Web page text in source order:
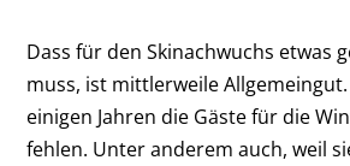
Dass für den Skinachwuchs etwas
muss, ist mittlerweile
einigen Jahren die Gäste für die
fehlen. Unter anderem auch, weil